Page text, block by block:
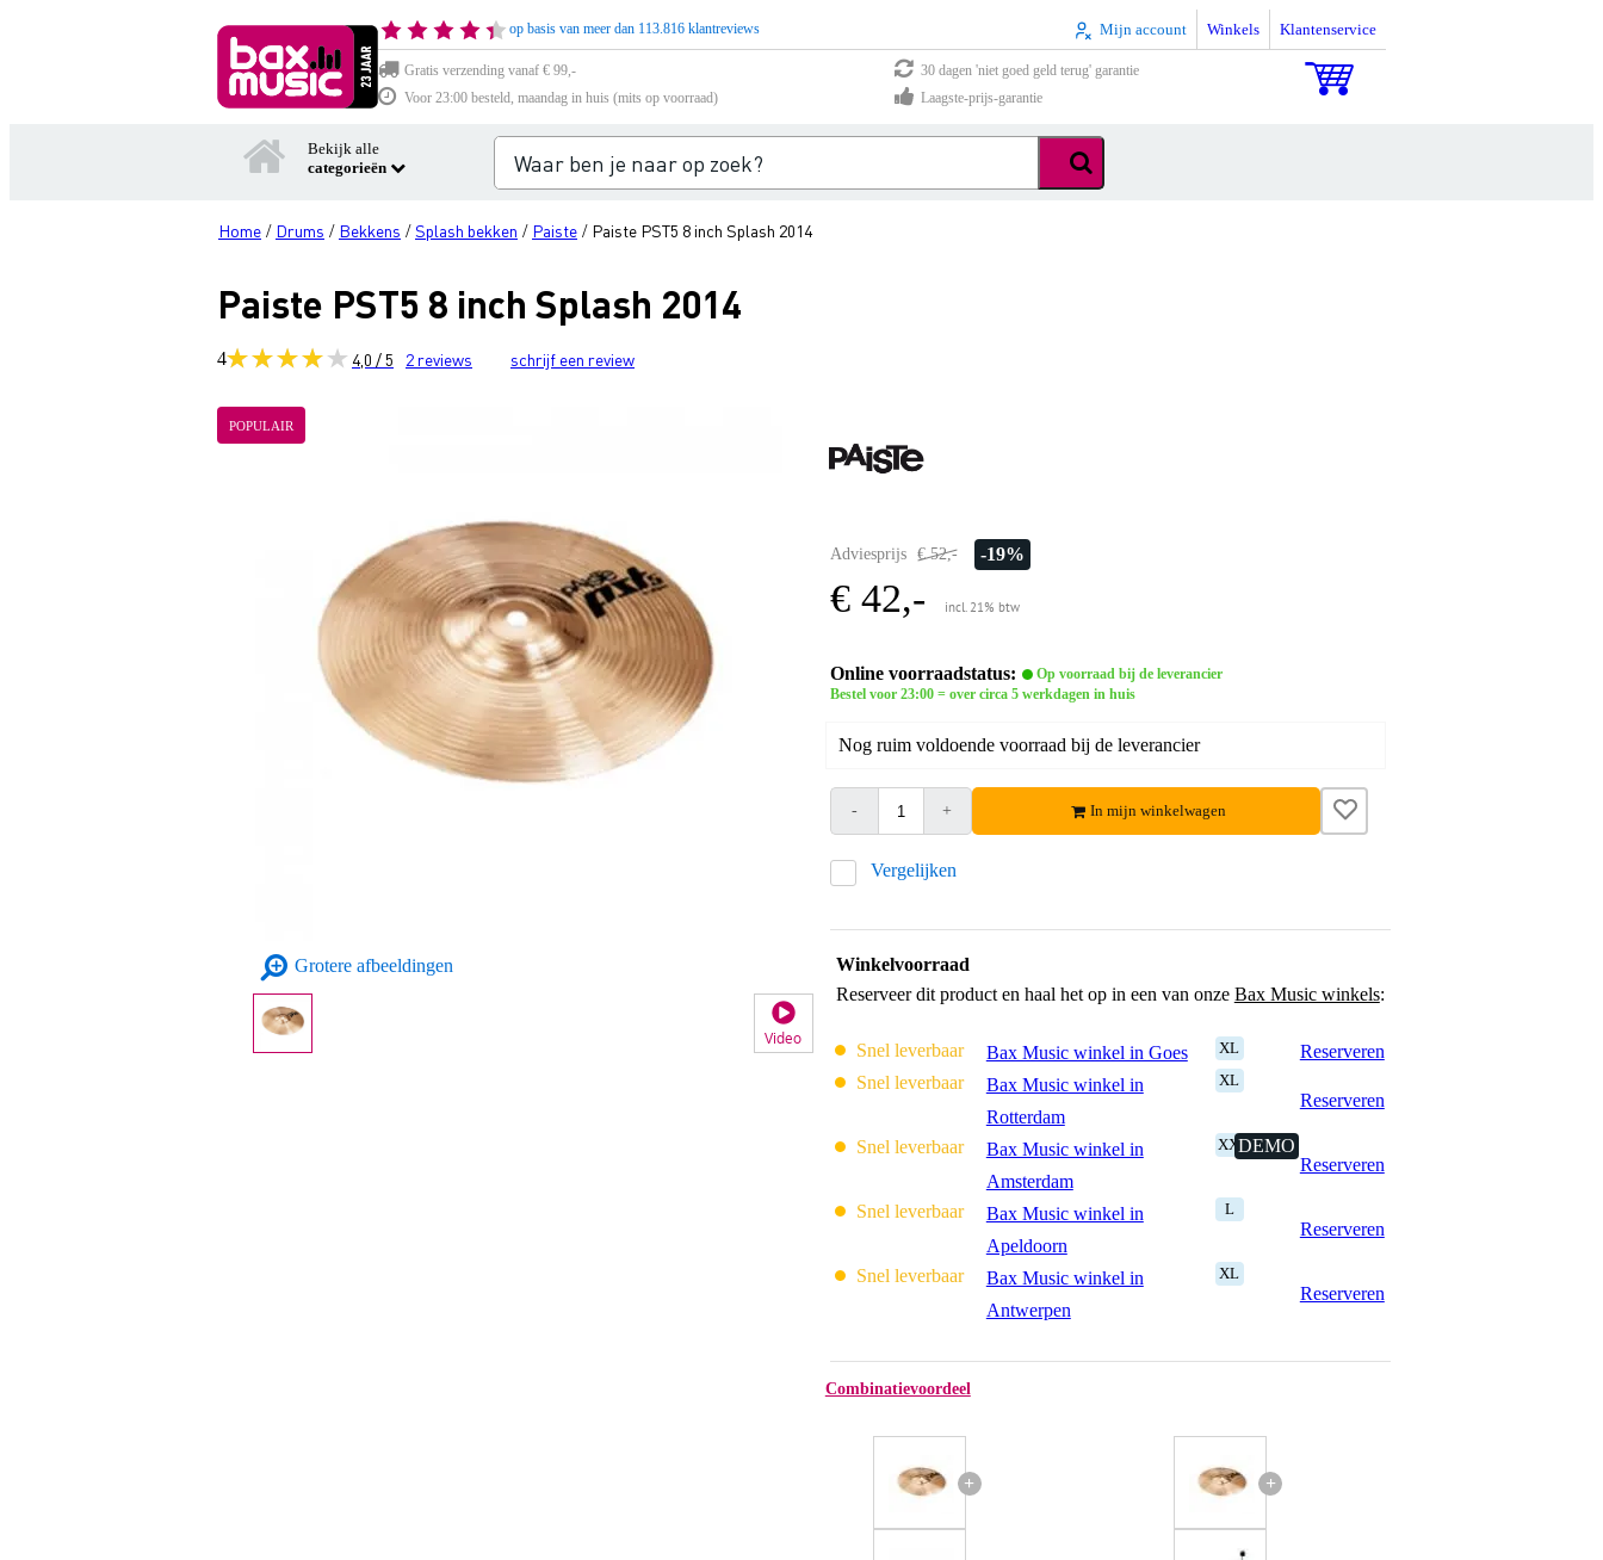
op basis van meer dan 113.816 klantreviews Mijn account Winkels Klantenservice
Gratis verzending vanaf € 99,-
30 dagen 'niet goed geld terug' garantie
Voor 23:00 besteld, maandag in huis (mits op voorraad)
Laagste-prijs-garantie
Bekijk alle
categorieën
Home / Drums / Bekkens /Splash bekken / Paiste / Paiste PST5 8 inch Splash 2014
Paiste PST5 8 inch Splash 2014
4 4,0 / 5 2reviews schrijf een review
POPULAIR
Grotere afbeeldingen
Video
Adviesprijs € 52,- -19%
€ 42,- incl. 21% btw
Online voorraadstatus:
Op voorraad bij de leverancier
Bestel voor 23:00 = over circa 5 werkdagen in huis
Nog ruim voldoende voorraad bij de leverancier
- + In mijn winkelwagen
Vergelijken
Winkelvoorraad
Reserveer dit product en haal het op in een van onze Bax Music winkels:
Snel leverbaar Bax Music winkel in Goes XL
Reserveren
Snel leverbaar
Bax Music winkel in
Rotterdam
XL
Reserveren
Snel leverbaar
Bax Music winkel in
Amsterdam
XXLDEMO
Reserveren
Snel leverbaar
Bax Music winkel in
Apeldoorn
L
Reserveren
Snel leverbaar
Bax Music winkel in
Antwerpen
XL
Reserveren
Combinatievoordeel
+ +